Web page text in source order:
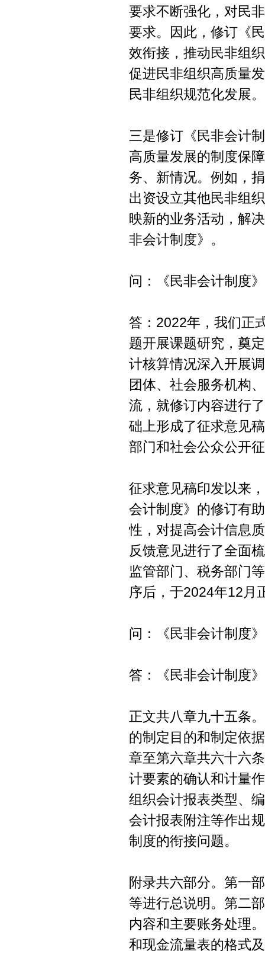
要求不断强化，对民
要求。因此，修订《
效衔接，推动民非组
促进民非组织高质量
民非组织规范化发展。
三是修订《民非会计
高质量发展的制度保
务、新情况。例如，
出资设立其他民非组
映新的业务活动，解
非会计制度》。
问：《民非会计制度
答：2022年，我们正
题开展课题研究，奠
计核算情况深入开展
团体、社会服务机构
流，就修订内容进行
础上形成了征求意见
部门和社会公众公开
征求意见稿印发以来
会计制度》的修订有
性，对提高会计信息
反馈意见进行了全面
监管部门、税务部门
序后，于2024年12月
问：《民非会计制度
答：《民非会计制度
正文共八章九十五条
的制定目的和制定依
章至第六章共六十六
计要素的确认和计量
组织会计报表类型、
会计报表附注等作出
制度的衔接问题。
附录共六部分。第一
等进行总说明。第二
内容和主要账务处理
和现金流量表的格式